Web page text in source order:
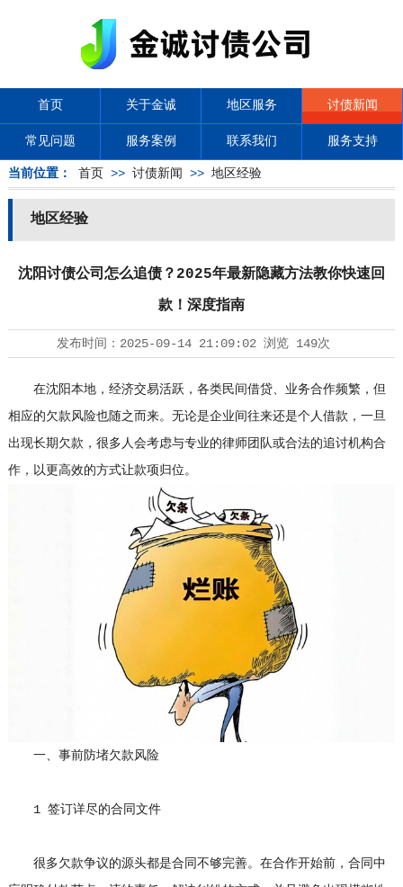
首页 关于金诚 地区服务 讨债新闻
常见问题 服务案例 联系我们 服务支持
当前位置： 首页 >> 讨债新闻 >> 地区经验
地区经验
沈阳讨债公司怎么追债？2025年最新隐藏方法教你快速回
款！深度指南
发布时间： 2025-09-14 21:09:02浏览 149次
在沈阳本地，经济交易活跃，各类民间借贷、业务合作频繁，但
相应的欠款风险也随之而来。无论是企业间往来还是个人借款，一旦
出现长期欠款，很多人会考虑与专业的律师团队或合法的追讨机构合
作，以更高效的方式让款项归位。
一、事前防堵欠款风险
1 签订详尽的合同文件
很多欠款争议的源头都是合同不够完善。在合作开始前，合同中